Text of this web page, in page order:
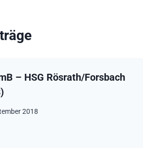
– HSG Rösrath/Forsbach
2018